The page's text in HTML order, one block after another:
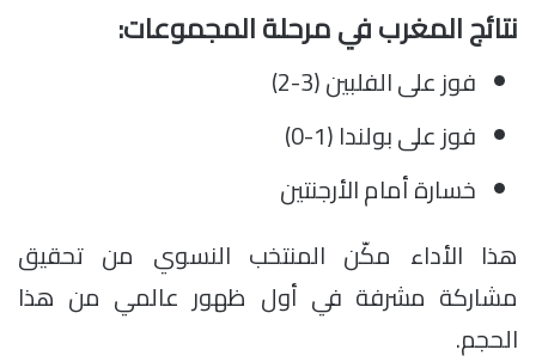
نتائج المغرب في مرحلة المجموعات:
فوز على الفلبين (3-2)
فوز على بولندا (1-0)
خسارة أمام الأرجنتين
هذا الأداء مكّن المنتخب النسوي من تحقيق
مشاركة مشرفة في أول ظهور عالمي من هذا
الحجم.